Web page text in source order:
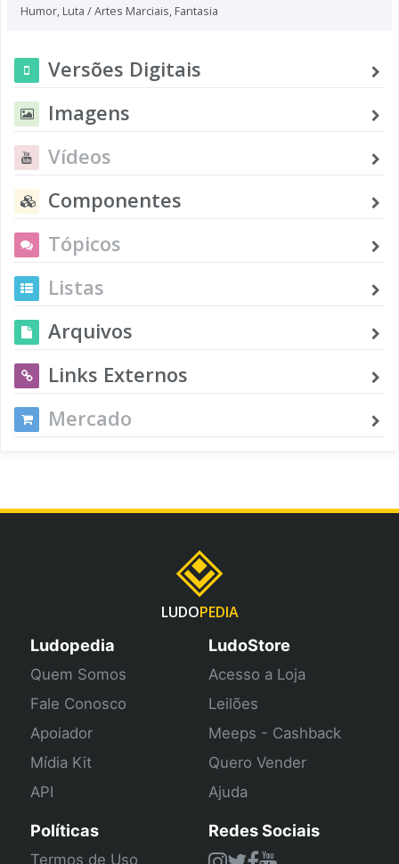
Humor, Luta / Artes Marciais, Fantasia
Versões Digitais
Imagens
Vídeos
Componentes
Tópicos
Listas
Arquivos
Links Externos
Mercado
LUDOPEDIA
Ludopedia
Quem Somos
Fale Conosco
Apoiador
Mídia Kit
API
LudoStore
Acesso a Loja
Leilões
Meeps - Cashback
Quero Vender
Ajuda
Políticas
Termos de Uso
Redes Sociais